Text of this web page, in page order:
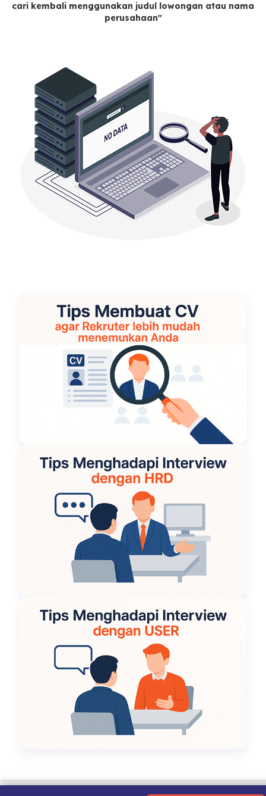
cari kembali menggunakan judul lowongan atau nama
perusahaan"
Kebijakan Privasi|Tentang Kami|